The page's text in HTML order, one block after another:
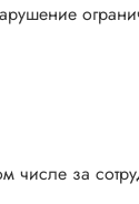
числе за